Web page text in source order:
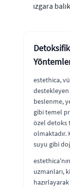
ızgara
estethica,
destekleyen
beslenme,
gibi temel
özel detoks
olmaktadır.
suyu gibi
uzmanları,